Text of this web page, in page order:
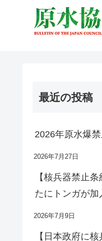
最近の投稿
2026年原水爆
2026年7月27日
【核兵器禁止
たにトンガが
2026年7月9日
【日本政府に